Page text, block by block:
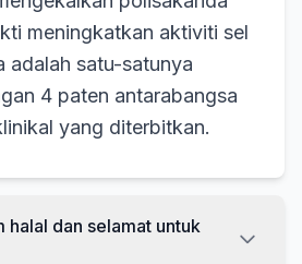
meningkatkan aktiviti sel
adalah satu-satunya
4 paten antarabangsa
yang diterbitkan.
halal dan selamat untuk